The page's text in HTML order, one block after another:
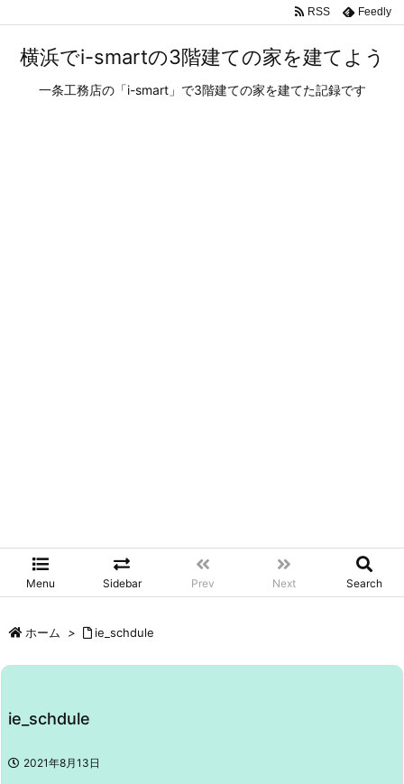
横浜でi-smartの3階建ての家を建てよう
一条工務店の「i-smart」で3階建ての家を建てた記録です
Menu Sidebar Prev Next Search
RSS Feedly
ホーム > ie_schdule
ie_schdule
2021年8月13日